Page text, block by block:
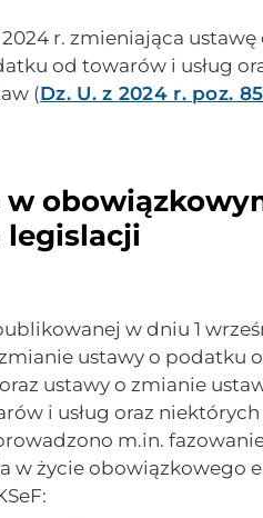
r. zmieniająca ustawę
od towarów i usług
(Dz. U. z 2024 r. poz.
w
legislacji
w dniu 1
ustawy o podatku
ustawy o zmianie
i usług oraz niektórych
m.in.
w życie obowiązkowego